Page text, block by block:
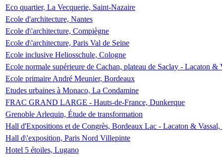
Eco quartier, La Vecquerie, Saint-Nazaire
Ecole d'architecture, Nantes
Ecole d\'architecture, Compiègne
Ecole d\'architecture, Paris Val de Seine
Ecole inclusive Heliosschule, Cologne
Ecole normale supérieure de Cachan, plateau de Saclay - Lacaton &
Ecole primaire André Meunier, Bordeaux
Etudes urbaines à Monaco, La Condamine
FRAC GRAND LARGE - Hauts-de-France, Dunkerque
Grenoble Arlequin, Étude de transformation
Hall d'Expositions et de Congrès, Bordeaux Lac - Lacaton &
Hall d\'exposition, Paris Nord Villepinte
Hotel 5 étoiles, Lugano